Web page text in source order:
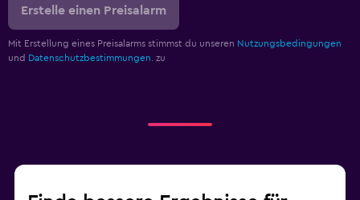
Erstelle einen Preisalarm
Mit Erstellung eines Preisalarms stimmst du unseren Nutzungsbedingungen
und Datenschutzbestimmungen. zu